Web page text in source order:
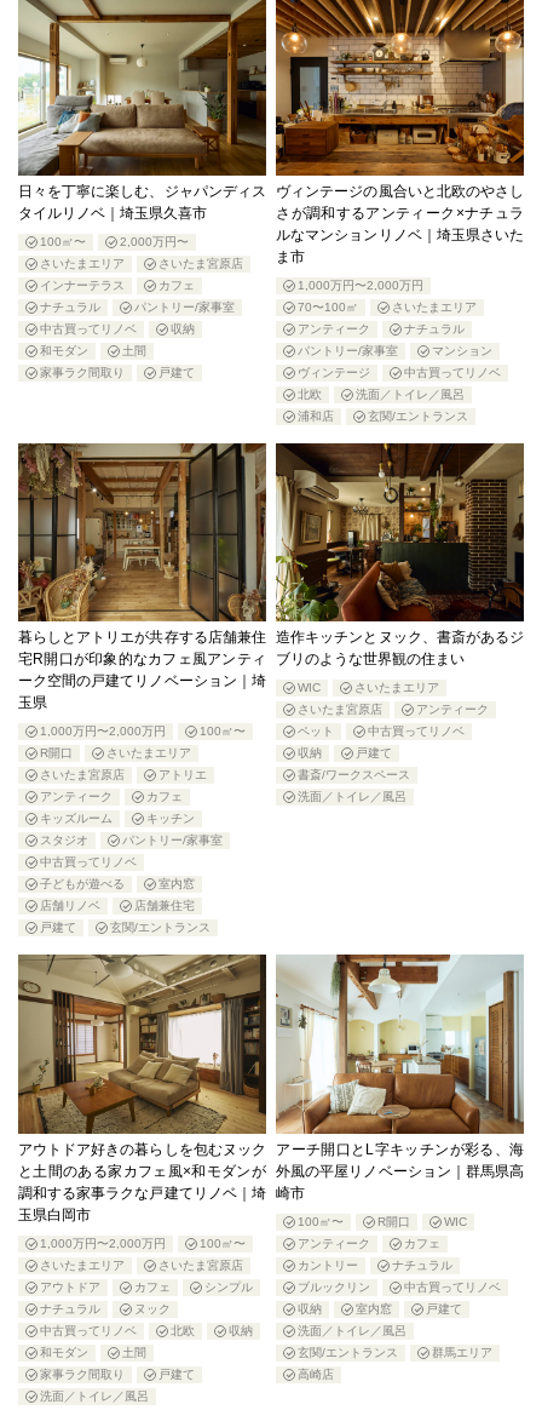
日々を丁寧に楽しむ、ジャパンディス
タイルリノベ｜埼玉県久喜市
100㎡〜
2,000万円〜
さいたまエリア
さいたま宮原店
インナーテラス
カフェ
ナチュラル
パントリー/家事室
中古買ってリノベ
収納
和モダン
土間
家事ラク間取り
戸建て
ヴィンテージの風合いと北欧のやさし
さが調和するアンティーク×ナチュラ
ルなマンションリノベ｜埼玉県さいた
ま市
1,000万円〜2,000万円
70〜100㎡
さいたまエリア
アンティーク
ナチュラル
パントリー/家事室
マンション
ヴィンテージ
中古買ってリノベ
北欧
洗面／トイレ／風呂
浦和店
玄関/エントランス
暮らしとアトリエが共存する店舗兼住
宅R開口が印象的なカフェ風アンティ
ーク空間の戸建てリノベーション｜埼
玉県
1,000万円〜2,000万円
100㎡〜
R開口
さいたまエリア
さいたま宮原店
アトリエ
アンティーク
カフェ
キッズルーム
キッチン
スタジオ
パントリー/家事室
中古買ってリノベ
子どもが遊べる
室内窓
店舗リノベ
店舗兼住宅
戸建て
玄関/エントランス
造作キッチンとヌック、書斎があるジ
ブリのような世界観の住まい
WIC
さいたまエリア
さいたま宮原店
アンティーク
ペット
中古買ってリノベ
収納
戸建て
書斎/ワークスペース
洗面／トイレ／風呂
アウトドア好きの暮らしを包むヌック
と土間のある家カフェ風×和モダンが
調和する家事ラクな戸建てリノベ｜埼
玉県白岡市
1,000万円〜2,000万円
100㎡〜
さいたまエリア
さいたま宮原店
アウトドア
カフェ
シンプル
ナチュラル
ヌック
中古買ってリノベ
北欧
収納
和モダン
土間
家事ラク間取り
戸建て
洗面／トイレ／風呂
アーチ開口とL字キッチンが彩る、海
外風の平屋リノベーション｜群馬県高
崎市
100㎡〜 R開口
WIC
アンティーク
カフェ
カントリー
ナチュラル
ブルックリン
中古買ってリノベ
収納
室内窓
戸建て
洗面／トイレ／風呂
玄関/エントランス
群馬エリア
高崎店